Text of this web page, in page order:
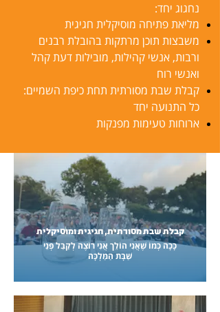
נחגוג יחד:
מליאת פתיחה מוסיקלית חגיגית
משבצות תוכן מרתקות בהובלת רבנים
ורבות, אנשי קהילות, מובילות דעת קהל
ואנשי רוח
קבלת שבת מסורתית תחת כיפת השמיים:
כל התנועה יחד
ארוחות טעימות מפנקות
קבלת שבת מסורתית, חגיגית ומוסיקלית
כָּכָה כְּמוֹ שֶׁאֲנִי הוֹלֵך אֲנִי רוֹצֶה לְקַבֵּל פְּנֵי
שַׁבָּת הַמַּלְכָּה